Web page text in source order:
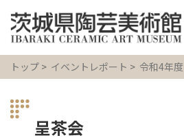
トップ > イベントレポート > 令和4年度
呈茶会